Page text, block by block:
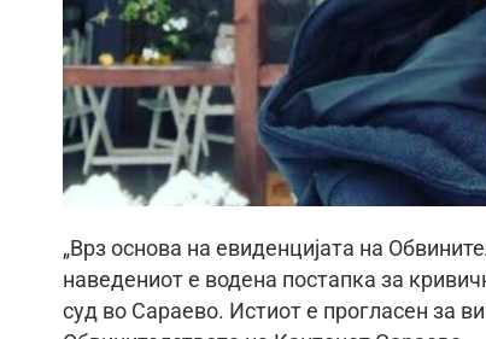
„Врз основа на евиденцијата на
наведениот е водена постапка за
суд во Сараево. Истиот е прогласен за